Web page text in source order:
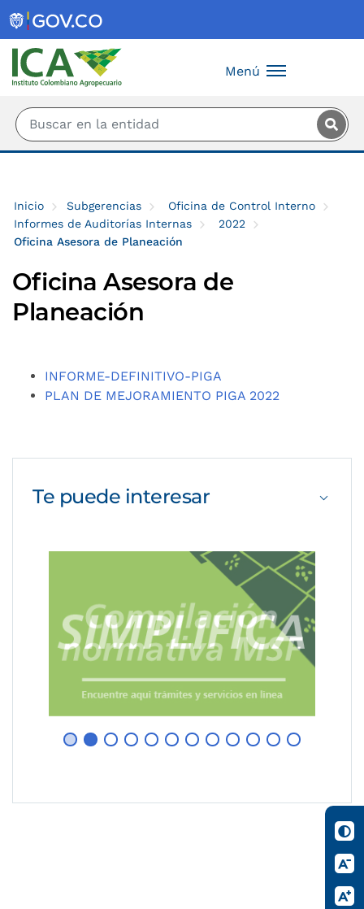
Menú
Inicio Subgerencias
Oficina de Control Interno
Informes de Auditorías Internas
2022
Oficina Asesora de Planeación
Oficina Asesora de
Planeación
INFORME-DEFINITIVO-PIGA
PLAN DE MEJORAMIENTO PIGA 2022
Te puede interesar